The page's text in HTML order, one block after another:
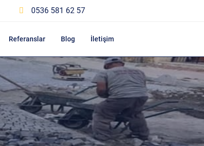
0536 581 62 57
Referanslar Blog İletişim